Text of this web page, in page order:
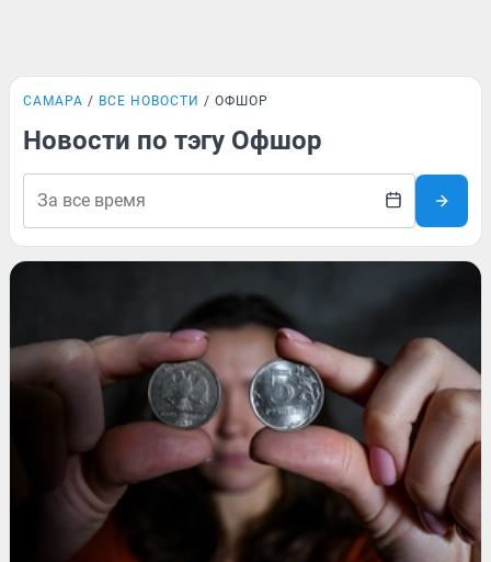
САМАРА ВСЕ НОВОСТИ ОФШОР
Новости по тэгу Офшор